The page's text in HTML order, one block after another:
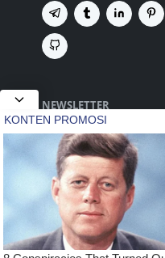
NEWSLETTER
Tetap terhubung
terbaru dan